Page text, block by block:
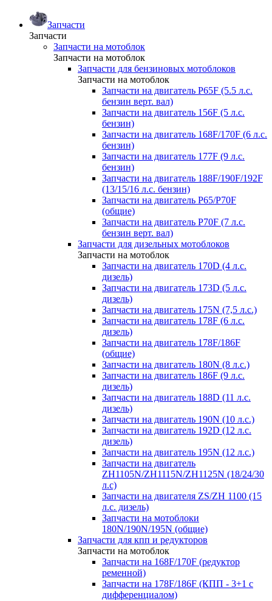
Запчасти
Запчасти
Запчасти на мотоблок
Запчасти на мотоблок
Запчасти для бензиновых мотоблоков
Запчасти на мотоблок
Запчасти на двигатель P65F (5.5 л.с.
бензин верт. вал)
Запчасти на двигатель 156F (5 л.с.
бензин)
Запчасти на двигатель 168F/170F (6 л.с.
бензин)
Запчасти на двигатель 177F (9 л.с.
бензин)
Запчасти на двигатель 188F/190F/192F
(13/15/16 л.с. бензин)
Запчасти на двигатель P65/P70F
(общие)
Запчасти на двигатель P70F (7 л.с.
бензин верт. вал)
Запчасти для дизельных мотоблоков
Запчасти на мотоблок
Запчасти на двигатель 170D (4 л.с.
дизель)
Запчасти на двигатель 173D (5 л.с.
дизель)
Запчасти на двигатель 175N (7,5 л.с.)
Запчасти на двигатель 178F (6 л.с.
дизель)
Запчасти на двигатель 178F/186F
(общие)
Запчасти на двигатель 180N (8 л.с.)
Запчасти на двигатель 186F (9 л.с.
дизель)
Запчасти на двигатель 188D (11 л.с.
дизель)
Запчасти на двигатель 190N (10 л.с.)
Запчасти на двигатель 192D (12 л.с.
дизель)
Запчасти на двигатель 195N (12 л.с.)
Запчасти на двигатель
ZH1105N/ZH1115N/ZH1125N (18/24/30
л.с)
Запчасти на двигателя ZS/ZH 1100 (15
л.с. дизель)
Запчасти на мотоблоки
180N/190N/195N (общие)
Запчасти для кпп и редукторов
Запчасти на мотоблок
Запчасти на 168F/170F (редуктор
ременной)
Запчасти на 178F/186F (КПП - 3+1 с
дифференциалом)